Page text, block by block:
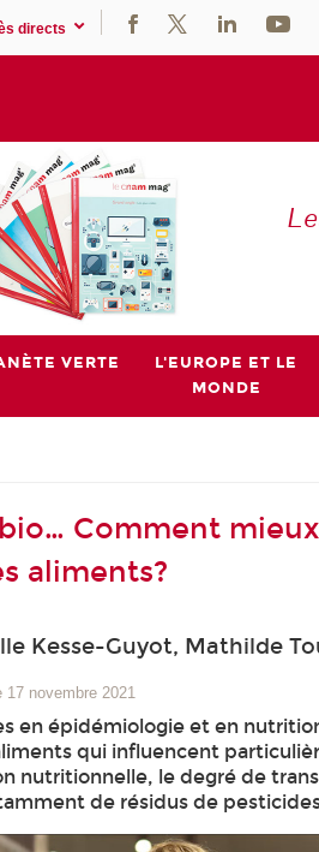
directs
VERTE
L'EUROPE ET LE
MONDE
Comment
aliments?
Kesse-Guyot, Mathilde
17 novembre 2021
en épidémiologie et en
qui influencent
nutritionnelle, le degré de
de résidus de